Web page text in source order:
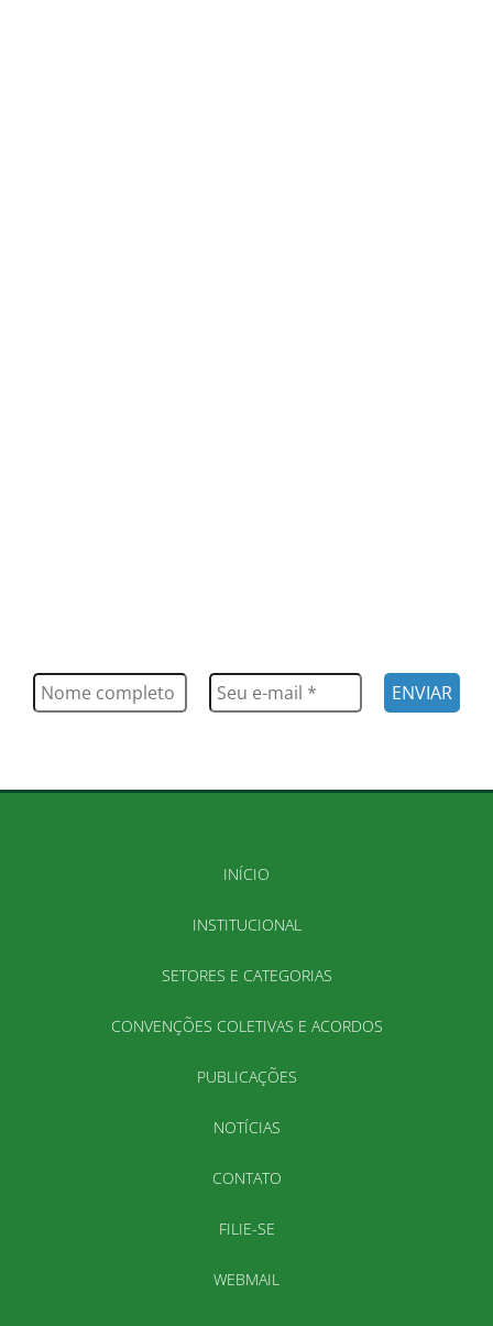
INÍCIO
INSTITUCIONAL
SETORES E CATEGORIAS
CONVENÇÕES COLETIVAS E ACORDOS
PUBLICAÇÕES
NOTÍCIAS
CONTATO
FILIE-SE
WEBMAIL